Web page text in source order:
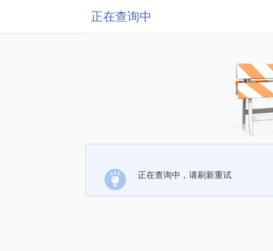
正在查询中
正在查询中，请刷新重试